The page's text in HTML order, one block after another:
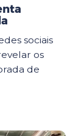
sociais
os
de